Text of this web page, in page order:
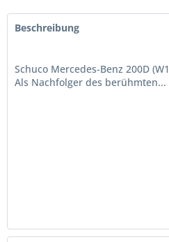
Beschreibung
Schuco Mercedes-Benz 200D
Als Nachfolger des berühmten...